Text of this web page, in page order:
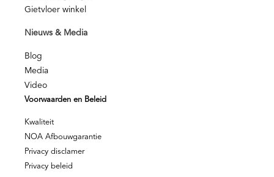
Gietvloer winkel
Nieuws & Media
Blog
Media
Video
Voorwaarden en Beleid
Kwaliteit
NOA Afbouwgarantie
Privacy disclamer
Privacy beleid